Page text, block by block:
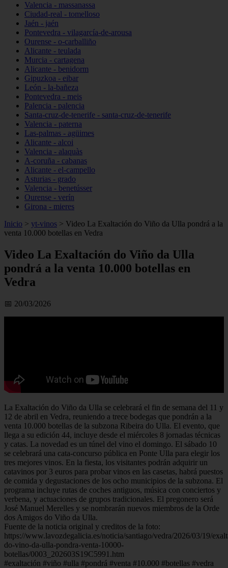
Valencia - massanassa
Ciudad-real - tomelloso
Jaén - jaén
Pontevedra - vilagarcía-de-arousa
Ourense - o-carballiño
Alicante - teulada
Murcia - cartagena
Alicante - benidorm
Gipuzkoa - eibar
León - la-bañeza
Pontevedra - meis
Palencia - palencia
Santa-cruz-de-tenerife - santa-cruz-de-tenerife
Valencia - paterna
Las-palmas - agüimes
Alicante - alcoi
Valencia - alaquàs
A-coruña - cabanas
Alicante - el-campello
Asturias - grado
Valencia - benetússer
Ourense - verín
Girona - mieres
Inicio > yt-vinos > Video La Exaltación do Viño da Ulla pondrá a la
venta 10.000 botellas en Vedra
Video La Exaltación do Viño da Ulla
pondrá a la venta 10.000 botellas en
Vedra
📅 20/03/2026
La Exaltación do Viño da Ulla se celebrará el fin de semana del 11 y
12 de abril en Vedra, reuniendo a trece bodegas que pondrán a la
venta 10.000 botellas de la subzona Ribeira do Ulla. El evento, que
llega a su edición 44, incluye desde el miércoles 8 jornadas técnicas
y catas. La novedad es un túnel del vino el domingo. El sábado 10
se celebrará una cata-concurso pública en Ponte Ulla para elegir los
tres mejores vinos. En la fiesta, los visitantes podrán adquirir un
catavinos por 3 euros para probar vinos en las casetas, habrá puestos
de comida y degustaciones de los ocho municipios de la subzona. El
programa incluye rutas de coches antiguos, música con conciertos y
verbena, y actuaciones de grupos tradicionales. El pregonero será
José Manuel Merelles y se nombrarán nuevos miembros de la Orde
dos Amigos do Viño da Ulla.
Fuente de la noticia original y creditos de la foto:
https://www.lavozdegalicia.es/noticia/santiago/vedra/2026/03/19/
do-vino-da-ulla-pondra-venta-10000-
botellas/0003_202603S19C5991.htm
#exaltación #viño #ulla #pondrá #venta #10.000 #botellas #vedra